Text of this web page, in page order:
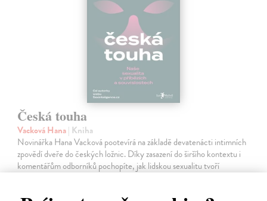
Česká touha
Vacková Hana| Kniha
Novinářka Hana Vacková pootevírá na základě devatenácti intimních
zpovědí dveře do českých ložnic. Díky zasazení do širšího kontextu i
komentářům odborníků pochopíte, jak lidskou sexualitu tvoří